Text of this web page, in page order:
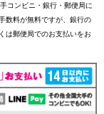
コンビニ・銀行・郵便局に
数料が無料ですが、銀行の
は郵便局でのお支払いをお